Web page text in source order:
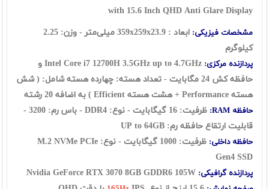
with 15.6 Inch QHD Anti Glare Display
مشخصات فیزیکی: ابعاد : 359x 259x23.9
میلی‌متر - وزن: 2.25
کیلوگرم
پردازنده مرکزی:
Intel Core i7 12700H 3.5GHz up to 4.7GHz و
حافظه کش 24 مگابایت - تعداد هسته: چهارده هسته شامل: ( شش
هسته Performance + هشت هسته Efficient ) به اضافه 20 رشته
حافظه RAM:
ظرفیت: 16 گیگابایت - نوع: DDR4 - باس رم: 3200 -
قابلیت ارتقاع حافظه رم: UP to 64GB
حافظه داخلی:
ظرفیت: 1000 گیگابایت - نوع: M.2 NVMe PCIe
Gen4 SSD
پردازنده گرافیکی: